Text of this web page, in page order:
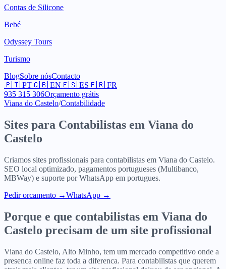
Contas de Silicone
Bebé
Odyssey Tours
Turismo
BlogSobre nósContacto
🇵🇹 PT🇬🇧 EN🇪🇸 ES🇫🇷 FR
935 315 306Orçamento grátis
Viana do Castelo/Contabilidade
Sites para Contabilistas em Viana do
Castelo
Criamos sites profissionais para contabilistas em Viana do Castelo.
SEO local optimizado, pagamentos portugueses (Multibanco,
MBWay) e suporte por WhatsApp em portugues.
Pedir orcamento →WhatsApp →
Porque e que contabilistas em Viana do
Castelo precisam de um site profissional
Viana do Castelo, Alto Minho, tem um mercado competitivo onde a
presenca online faz toda a diferenca. Para contabilistas que querem